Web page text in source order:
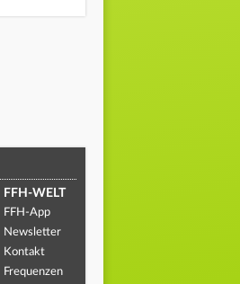
FFH-WELT
FFH-App
Newsletter
Kontakt
Frequenzen